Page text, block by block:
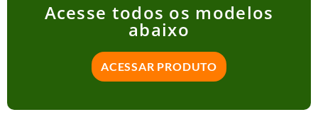
Acesse todos os modelos
abaixo
ACESSAR PRODUTO